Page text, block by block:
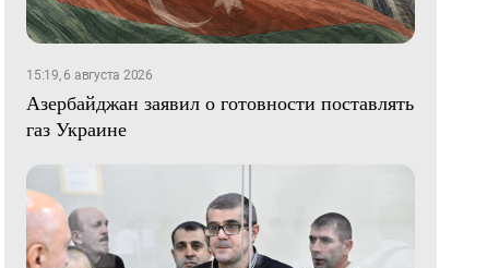
15:19, 6 августа 2026
Азербайджан заявил о готовности поставлять
газ Украине